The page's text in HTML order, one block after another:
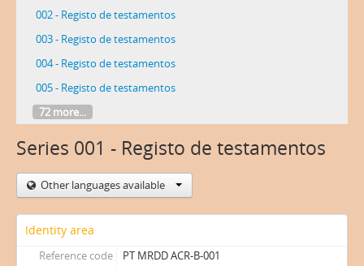
002 - Registo de testamentos
003 - Registo de testamentos
004 - Registo de testamentos
005 - Registo de testamentos
72 more...
Series 001 - Registo de testamentos
Other languages available
Identity area
Reference code
PT MRDD ACR-B-001